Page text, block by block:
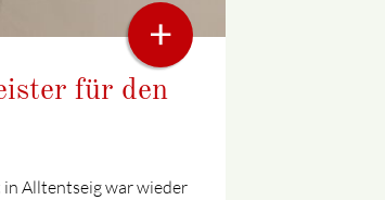
für den
Alltentseig war wieder
+